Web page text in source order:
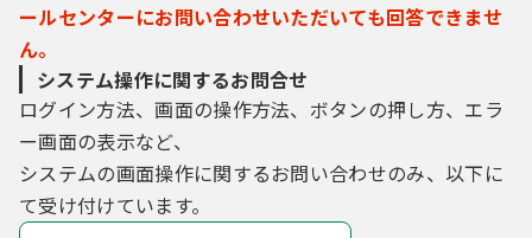
ールセンターにお問い合わせいただいても回答できませ
ん。
システム操作に関するお問合せ
ログイン方法、画面の操作方法、ボタンの押し方、エラ
ー画面の表示など、
システムの画面操作に関するお問い合わせのみ、以下に
て受け付けています。